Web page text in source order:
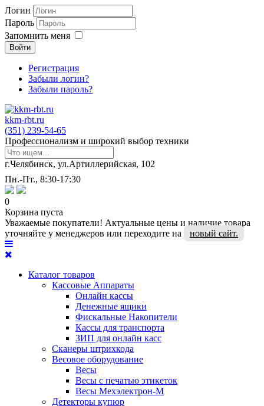
Логин
Пароль
Запомнить меня
Войти
Регистрация
Забыли логин?
Забыли пароль?
kkm-rbt.ru
(351) 239-54-65
Профессионализм и широкий выбор техники
г.Челябинск, ул.Артиллерийская, 102
Пн.-Пт., 8:30-17:30
0
Корзина пуста
Уважаемые покупатели! Актуальные цены и наличие товара
уточняйте у менеджеров или переходите на
новый сайт.
Каталог товаров
Кассовые Аппараты
Онлайн кассы
Денежные ящики
Фискальные Накопители
Кассы для транспорта
ЗИП для онлайн касс
Сканеры штрихкода
Весовое оборудование
Весы
Весы с печатью этикеток
Весы Мехэлектрон-М
Детекторы купюр